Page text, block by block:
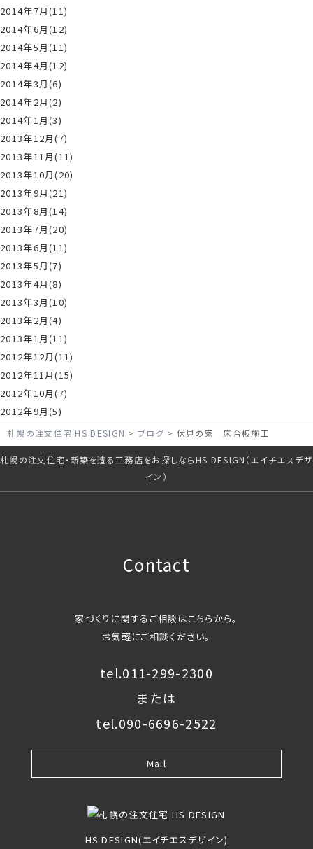
2014年7月(11)
2014年6月(12)
2014年5月(11)
2014年4月(12)
2014年3月(6)
2014年2月(2)
2014年1月(3)
2013年12月(7)
2013年11月(11)
2013年10月(20)
2013年9月(21)
2013年8月(14)
2013年7月(20)
2013年6月(11)
2013年5月(7)
2013年4月(8)
2013年3月(10)
2013年2月(4)
2013年1月(11)
2012年12月(11)
2012年11月(15)
2012年10月(7)
2012年9月(5)
札幌の注文住宅 HS DESIGN ブログ 伏見の家 床合板施工
札幌の注文住宅・新築を造る工務店をお探しならHS DESIGN（エイチエスデザ
イン）
Contact
家づくりに関するご相談はこちらから。
お気軽にご相談ください。
tel.011-299-2300
または
tel.090-6696-2522
Mail
HS DESIGN(エイチエスデザイン)